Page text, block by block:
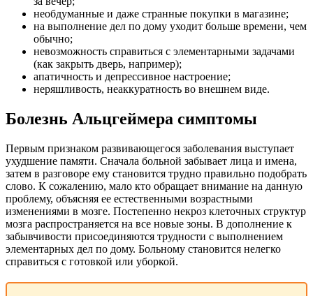
необдуманные и даже странные покупки в магазине;
на выполнение дел по дому уходит больше времени, чем
обычно;
невозможность справиться с элементарными задачами
(как закрыть дверь, например);
апатичность и депрессивное настроение;
неряшливость, неаккуратность во внешнем виде.
Болезнь Альцгеймера симптомы
Первым признаком развивающегося заболевания выступает
ухудшение памяти. Сначала больной забывает лица и имена,
затем в разговоре ему становится трудно правильно подобрать
слово. К сожалению, мало кто обращает внимание на данную
проблему, объясняя ее естественными возрастными
изменениями в мозге. Постепенно некроз клеточных структур
мозга распространяется на все новые зоны. В дополнение к
забывчивости присоединяются трудности с выполнением
элементарных дел по дому. Больному становится нелегко
справиться с готовкой или уборкой.